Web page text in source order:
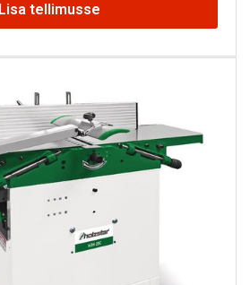
Lisa tellimusse